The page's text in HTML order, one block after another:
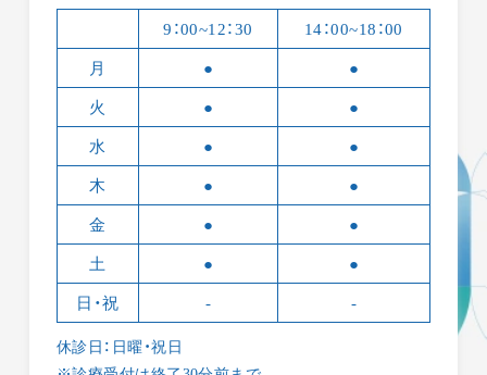
9：00~12：30 14：00~18：00
月 ● ●
火 ● ●
水 ● ●
木 ● ●
金 ● ●
土 ● ●
日・祝 - -
休診日：日曜・祝日